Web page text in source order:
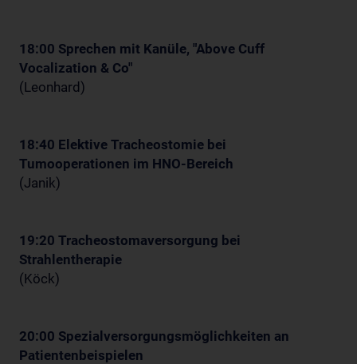
18:00 Sprechen mit Kanüle, "Above Cuff
Vocalization & Co"
(Leonhard)
18:40 Elektive Tracheostomie bei
Tumooperationen im HNO-Bereich
(Janik)
19:20 Tracheostomaversorgung bei
Strahlentherapie
(Köck)
20:00 Spezialversorgungsmöglichkeiten an
Patientenbeispielen